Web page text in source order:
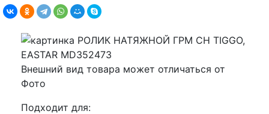
Внешний вид товара может отличаться от
Фото
Подходит для: